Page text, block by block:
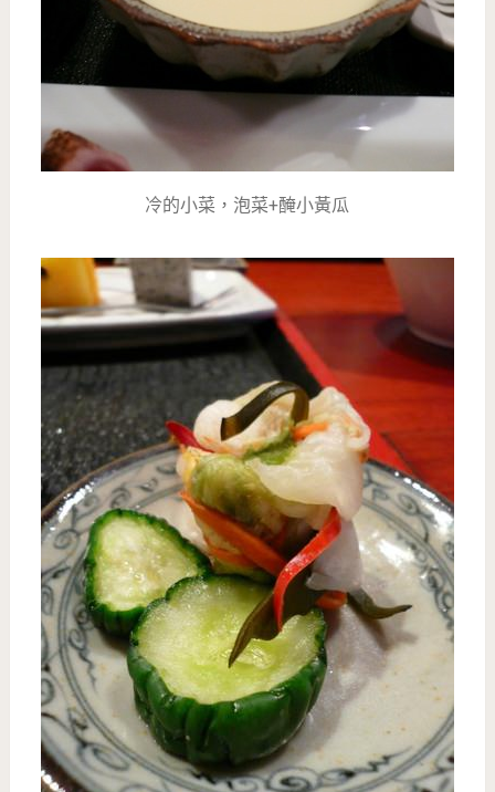
冷的小菜，泡菜+醃小黃瓜